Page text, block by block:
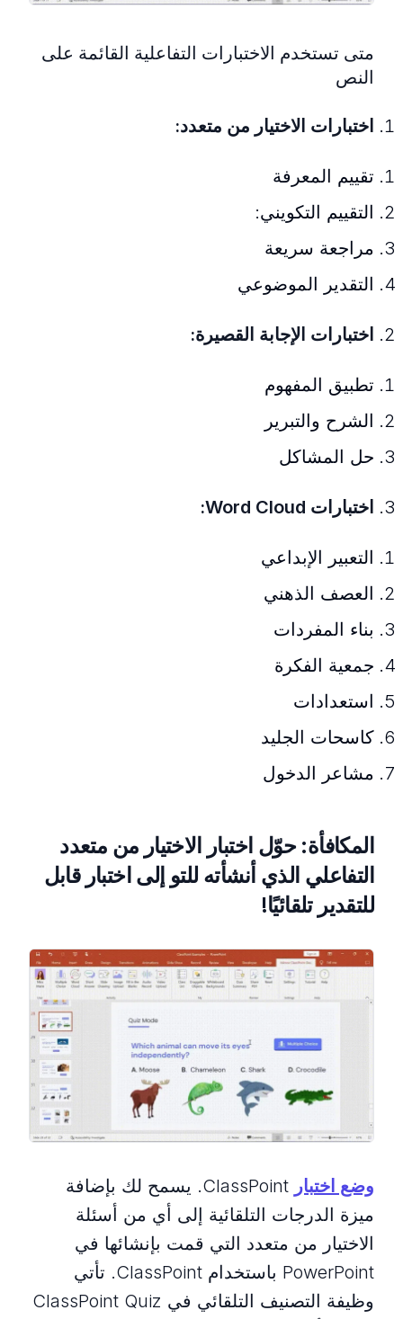
متى تستخدم الاختبارات التفاعلية القائمة على
النص
اختبارات الاختيار من متعدد:
تقييم المعرفة
التقييم التكويني:
مراجعة سريعة
التقدير الموضوعي
اختبارات الإجابة القصيرة:
تطبيق المفهوم
الشرح والتبرير
حل المشاكل
اختبارات Word Cloud:
التعبير الإبداعي
العصف الذهني
بناء المفردات
جمعية الفكرة
استعدادات
كاسحات الجليد
مشاعر الدخول
المكافأة: حوّل اختبار الاختيار من متعدد
التفاعلي الذي أنشأته للتو إلى اختبار قابل
للتقدير تلقائيًا!
وضع اختبار
ClassPoint. يسمح لك بإضافة
ميزة الدرجات التلقائية إلى أي من أسئلة
الاختيار من متعدد التي قمت بإنشائها في
PowerPoint باستخدام ClassPoint. تأتي
وظيفة التصنيف التلقائي في ClassPoint Quiz